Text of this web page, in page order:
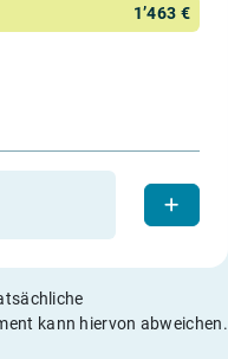
1’463 €
kann hiervon abweichen.